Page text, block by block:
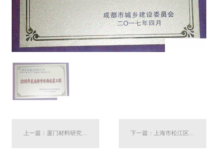
上一篇：厦门材料研究院（一期 ）1#（地下室）、2#、4#（地下室） 下一篇：上海市松江区佘山北37A-01A地块商品住宅工程（10#、11#号楼）